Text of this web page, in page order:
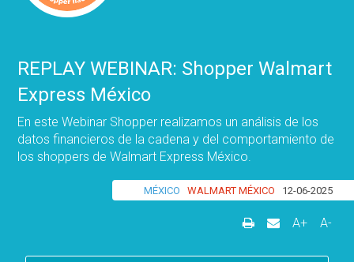
REPLAY WEBINAR: Shopper Walmart
Express México
En este Webinar Shopper realizamos un análisis de los
datos financieros de la cadena y del comportamiento de
los shoppers de Walmart Express México.
MÉXICO WALMART MÉXICO 12-06-2025
A+ A-